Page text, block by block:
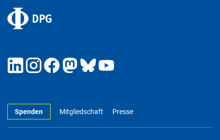
Spenden Mitgliedschaft Presse